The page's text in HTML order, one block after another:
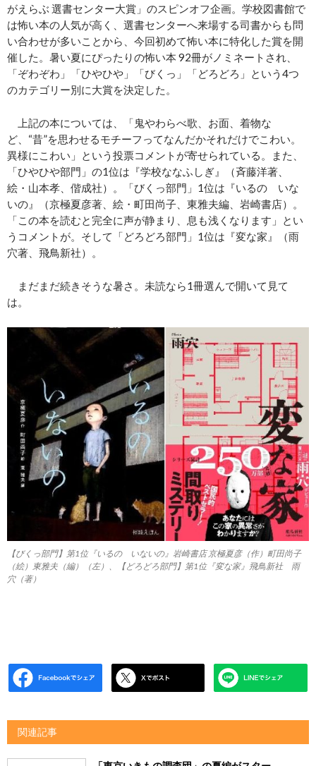
がえらぶ 選書センター大賞」のスピンオフ企画。学校図書館で
は怖い本の人気が高く、選書センターへ来場する司書からも問
い合わせが多いことから、今回初めて怖い本に特化した賞を開
催した。暑い夏にぴったりの怖い本 92冊がノミネートされ、
「ぞわぞわ」「ひやひや」「びくっ」「どろどろ」という4つ
のカテゴリー別に大賞を決定した。
上記の本については、「鬼やわらべ歌、お面、着物な
ど、“昔”を思わせるモチーフってなんだかそれだけでこわい。
異様にこわい」という投票コメントが寄せられている。また、
「ひやひや部門」の1位は『学校ななふしぎ』（斉藤洋著、
絵・山本孝、偕成社）。「びくっ部門」1位は『いるの いな
いの』（京極夏彦著、絵・町田尚子、東雅夫編、岩崎書店）。
「この本を読むと完全に声が静まり、息も浅くなります」とい
うコメントが。そして「どろどろ部門」1位は『変な家』（雨
穴著、飛鳥新社）。
まだまだ続きそうな暑さ。未読なら1冊選んで開いて見て
は。
【びくっ部門】第1位『いるの いないの』岩崎書店 京極夏彦（作）町田尚子
（絵）東雅夫（編）（左）、【どろどろ部門】第1位『変な家』飛鳥新社 雨
穴（著）
関連記事